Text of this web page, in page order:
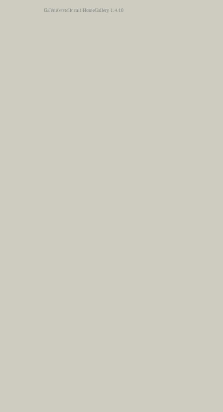
Galerie erstellt mit HomeGallery 1.4.10